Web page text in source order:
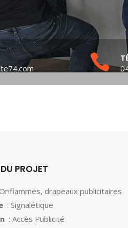
PROJET
drapeaux publicitaires
: Signalétique
: Accès Publicité